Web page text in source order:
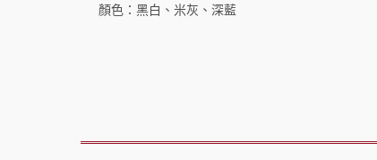
顏色：黑白、米灰、深藍